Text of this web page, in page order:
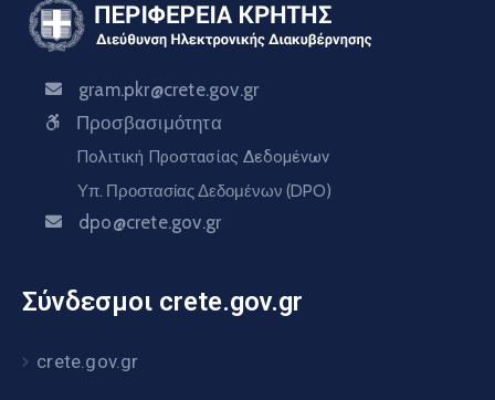
gram.pkr@crete.gov.gr
Προσβασιμότητα
Πολιτική Προστασίας Δεδομένων
Υπ. Προστασίας Δεδομένων (DPO)
dpo@crete.gov.gr
Σύνδεσμοι crete.gov.gr
crete.gov.gr